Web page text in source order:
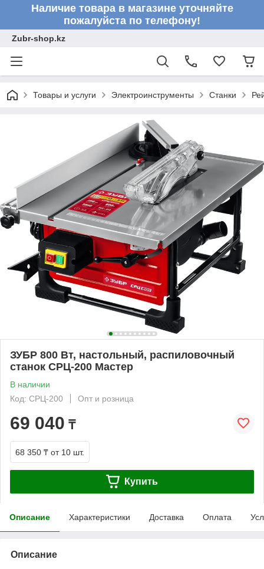
Наличие товара в магазине уточняйте
пожалуйста по телефону!
Zubr-shop.kz
Товары и услуги Электроинструменты Станки
ЗУБР 800 Вт, настольный, распиловочный
станок СРЦ-200 Мастер
В наличии
Код: СРЦ-200
Опт и розница
69 040 ₸
68 350 ₸ от 10 шт.
Купить
Описание Характеристики Доставка Оплата
Описание